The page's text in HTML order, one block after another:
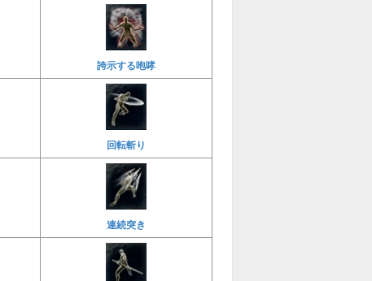
誇示する咆哮
回転斬り
連続突き